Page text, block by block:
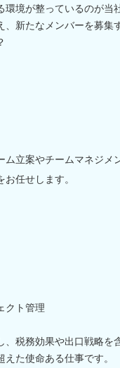
境が整っているのが当
新たなメンバーを募集
立案やチームマネジメ
任せします。
クト管理
税務効果や出口戦略を
た使命ある仕事です。